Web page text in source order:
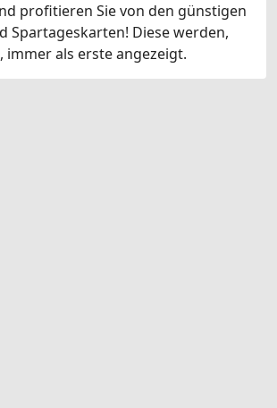
profitieren Sie von den günstigen
Spartageskarten! Diese werden,
immer als erste angezeigt.